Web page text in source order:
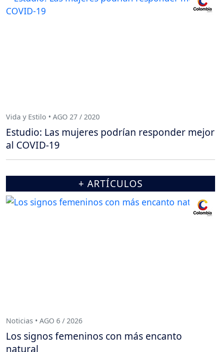
Vida y Estilo • AGO 27 / 2020
Estudio: Las mujeres podrían responder mejor
al COVID-19
+ ARTÍCULOS
Noticias • AGO 6 / 2026
Los signos femeninos con más encanto
natural